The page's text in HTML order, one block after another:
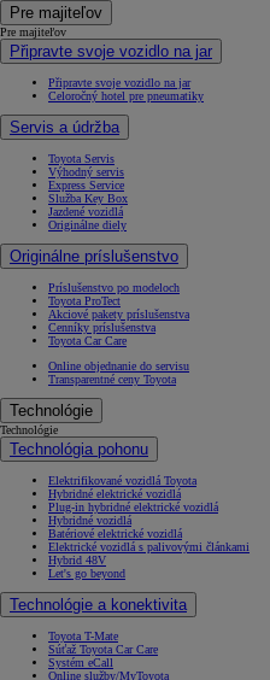
Pre majiteľov
Pre majiteľov
Připravte svoje vozidlo na jar
Připravte svoje vozidlo na jar
Celoročný hotel pre pneumatiky
Servis a údržba
Toyota Servis
Výhodný servis
Express Service
Služba Key Box
Jazdené vozidlá
Originálne diely
Originálne príslušenstvo
Príslušenstvo po modeloch
Toyota ProTect
Akciové pakety príslušenstva
Cenníky príslušenstva
Toyota Car Care
Online objednanie do servisu
Transparentné ceny Toyota
Technológie
Technológie
Technológia pohonu
Elektrifikované vozidlá Toyota
Hybridné elektrické vozidlá
Plug-in hybridné elektrické vozidlá
Hybridné vozidlá
Batériové elektrické vozidlá
Elektrické vozidlá s palivovými článkami
Hybrid 48V
Let's go beyond
Technológie a konektivita
Toyota T-Mate
Súťaž Toyota Car Care
Systém eCall
Online služby/MyToyota